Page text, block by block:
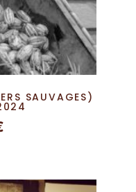
SAUVAGES)